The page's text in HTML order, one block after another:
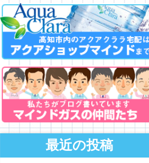
最近の投稿